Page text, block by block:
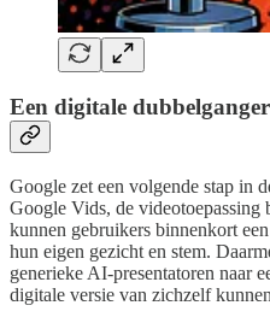
Een digitale
Google zet een volgende stap in
Google Vids, de videotoepassing
kunnen gebruikers binnenkort
hun eigen gezicht en stem.
generieke AI-presentatoren naar
digitale versie van zichzelf